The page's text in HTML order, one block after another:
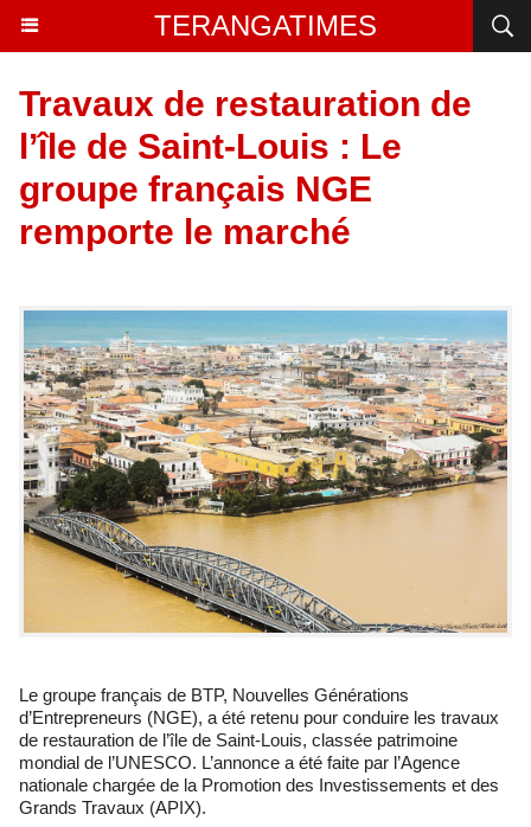
TERANGATIMES
Travaux de restauration de
l’île de Saint-Louis : Le
groupe français NGE
remporte le marché
Le groupe français de BTP, Nouvelles Générations
d’Entrepreneurs (NGE), a été retenu pour conduire les travaux
de restauration de l’île de Saint-Louis, classée patrimoine
mondial de l’UNESCO. L’annonce a été faite par l’Agence
nationale chargée de la Promotion des Investissements et des
Grands Travaux (APIX).